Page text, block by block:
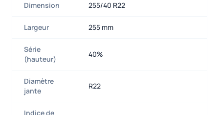
Dimension 255/40 R22
Largeur 255 mm
Série
(hauteur)
40%
Diamètre
jante
R22
Indice de